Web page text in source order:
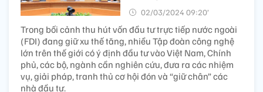
02/03/2024 09:20’
Trong bối cảnh thu hút vốn đầu tư trực tiếp nước ngoài
(FDI) đang giữ xu thế tăng, nhiều Tập đoàn công nghệ
lớn trên thế giới có ý định đầu tư vào Việt Nam, Chính
phủ, các bộ, ngành cần nghiên cứu, đưa ra các nhiệm
vụ, giải pháp, tranh thủ cơ hội đón và “giữ chân” các
nhà đầu tư.